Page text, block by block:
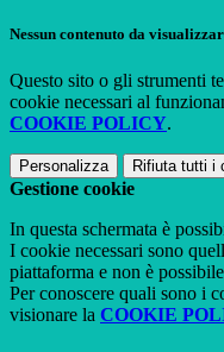
Nessun contenuto da
Questo sito o gli strumenti
cookie necessari al
COOKIE POLICY.
Personalizza Rifiuta tutti i
Gestione cookie
In questa schermata è
I cookie necessari sono
piattaforma e non è
Per conoscere quali sono i
visionare la COOKIE